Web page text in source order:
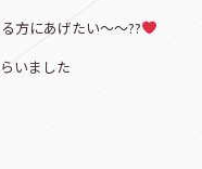
方にあげたい～～??
いました